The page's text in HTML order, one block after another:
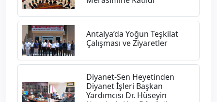
Antalya’da Yoğun Teşkilat
Çalışması ve Ziyaretler
Diyanet-Sen Heyetinden
Diyanet İşleri Başkan
Yardımcısı Dr. Hüseyin